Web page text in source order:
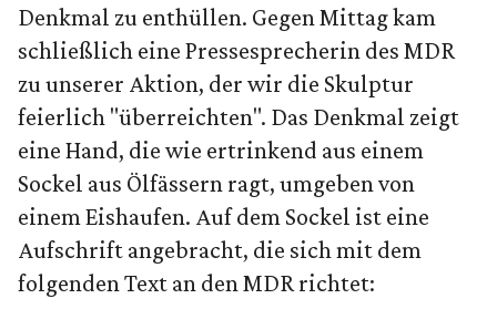
Denkmal zu enthüllen. Gegen Mittag kam
schließlich eine Pressesprecherin des MDR
zu unserer Aktion, der wir die Skulptur
feierlich "überreichten". Das Denkmal zeigt
eine Hand, die wie ertrinkend aus einem
Sockel aus Ölfässern ragt, umgeben von
einem Eishaufen. Auf dem Sockel ist eine
Aufschrift angebracht, die sich mit dem
folgenden Text an den MDR richtet: